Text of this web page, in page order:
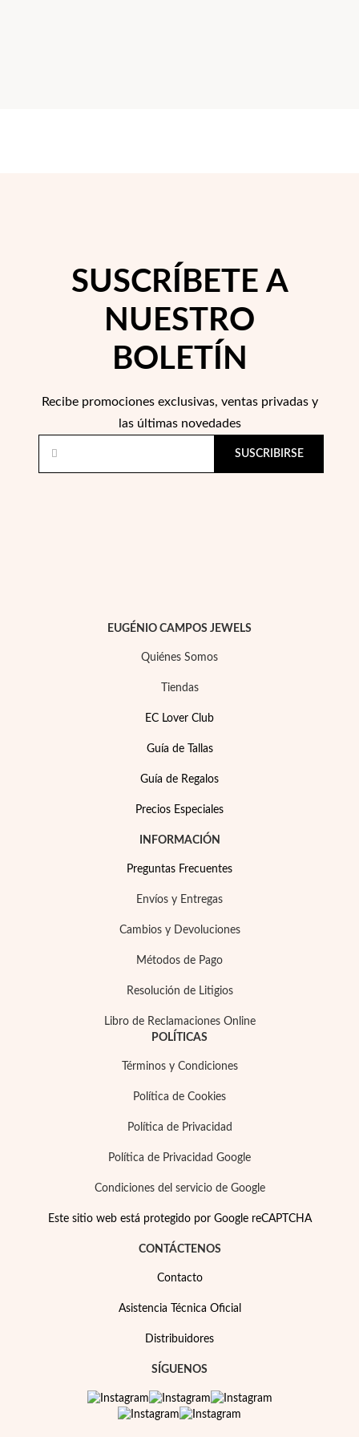
Joyas para Fiesta
SUSCRÍBETE A
NUESTRO
BOLETÍN
Recibe promociones exclusivas, ventas privadas y
las últimas novedades
SUSCRIBIRSE
EUGÉNIO CAMPOS JEWELS
Quiénes Somos
Tiendas
EC Lover Club
Guía de Tallas
Guía de Regalos
Precios Especiales
INFORMACIÓN
Preguntas Frecuentes
Envíos y Entregas
Cambios y Devoluciones
Métodos de Pago
Resolución de Litigios
Libro de Reclamaciones Online
POLÍTICAS
Términos y Condiciones
Política de Cookies
Política de Privacidad
Política de Privacidad Google
Condiciones del servicio de Google
Este sitio web está protegido por Google reCAPTCHA
CONTÁCTENOS
Contacto
Asistencia Técnica Oficial
Distribuidores
SÍGUENOS